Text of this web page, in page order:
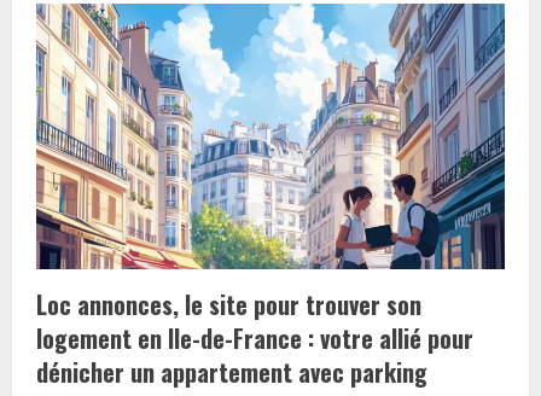
ses
impôts
grâce
à
la
défiscalisation
immobilière
dans
l’ancien
rénové
Loc annonces, le site pour trouver son
logement en Ile-de-France : votre allié pour
dénicher un appartement avec parking